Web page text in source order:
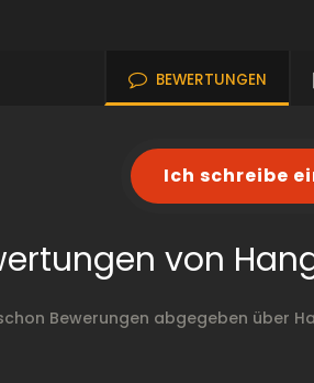
BEWERTUNGEN
Ich schreibe
von
Bewerungen abgegeben über